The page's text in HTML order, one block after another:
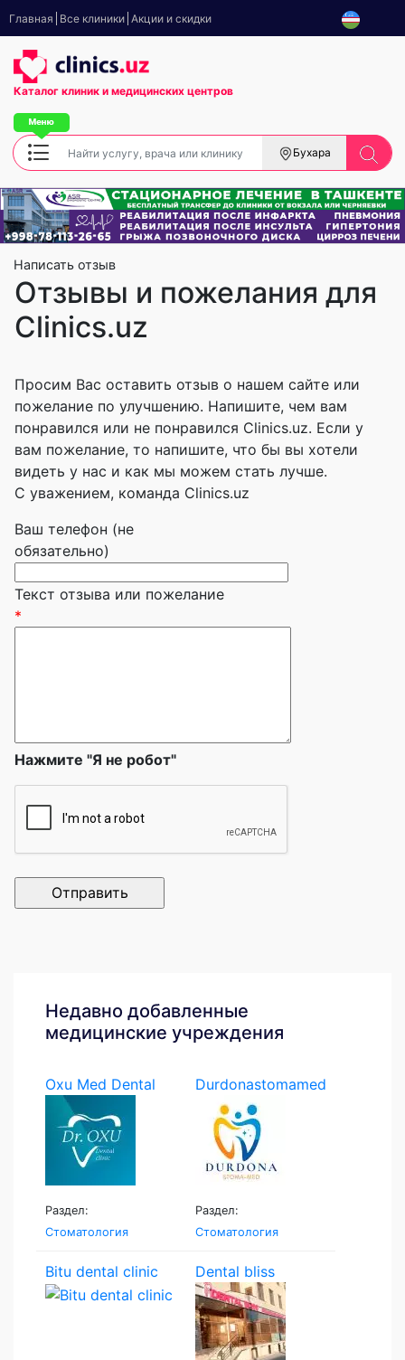
Главная Все клиники Акции и скидки
Каталог клиник и медицинских центров
Бухара
Написать отзыв
Отзывы и пожелания для
Clinics.uz
Просим Вас оставить отзыв о нашем сайте или
пожелание по улучшению. Напишите, чем вам
понравился или не понравился Clinics.uz. Если у
вам пожелание, то напишите, что бы вы хотели
видеть у нас и как мы можем стать лучше.
С уважением, команда Clinics.uz
Ваш телефон (не
обязательно)
Текст отзыва или пожелание
*
Нажмите "Я не робот"
Недавно добавленные
медицинские учреждения
Oxu Med Dental
Раздел:
Стоматология
Durdonastomamed
Раздел:
Стоматология
Bitu dental clinic Dental bliss